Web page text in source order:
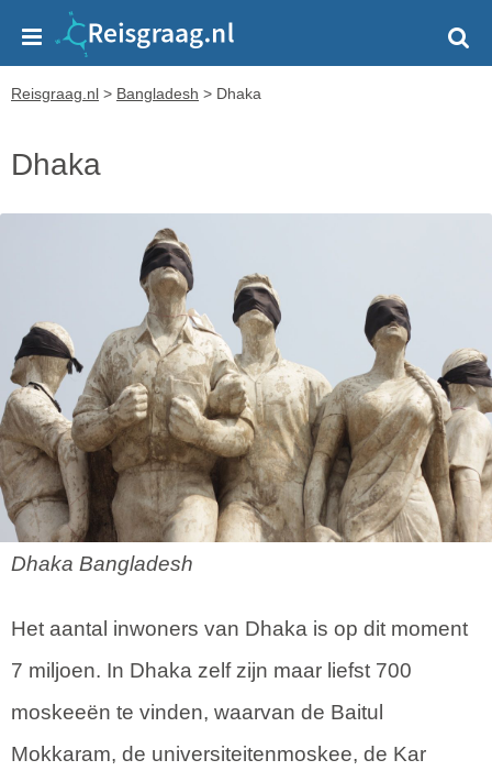
Reisgraag.nl > Bangladesh > Dhaka
Dhaka
Dhaka Bangladesh
Het aantal inwoners van Dhaka is op dit moment
7 miljoen. In Dhaka zelf zijn maar liefst 700
moskeeën te vinden, waarvan de Baitul
Mokkaram, de universiteitenmoskee, de Kar